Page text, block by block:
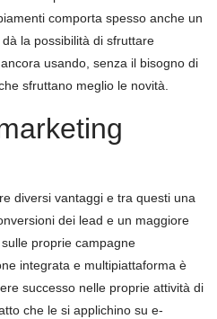
comporta spesso anche un
la possibilità di sfruttare
usando, senza il bisogno di
sfruttano meglio le novità.
diversi vantaggi e tra questi una
dei lead e un maggiore
proprie campagne
integrata e multipiattaforma è
successo nelle proprie attività di
che le si applichino su e-